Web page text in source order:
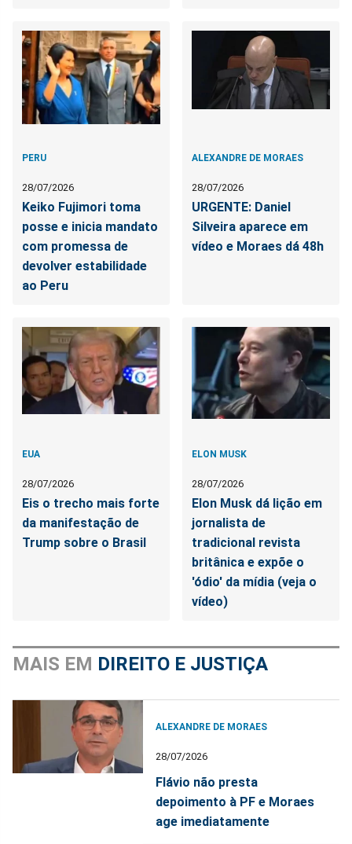
PERU
28/07/2026
Keiko Fujimori toma
posse e inicia mandato
com promessa de
devolver estabilidade
ao Peru
ALEXANDRE DE MORAES
28/07/2026
URGENTE: Daniel
Silveira aparece em
vídeo e Moraes dá 48h
EUA
28/07/2026
Eis o trecho mais forte
da manifestação de
Trump sobre o Brasil
ELON MUSK
28/07/2026
Elon Musk dá lição em
jornalista de
tradicional revista
britânica e expõe o
'ódio' da mídia (veja o
vídeo)
MAIS EM DIREITO E JUSTIÇA
ALEXANDRE DE MORAES
28/07/2026
Flávio não presta
depoimento à PF e Moraes
age imediatamente